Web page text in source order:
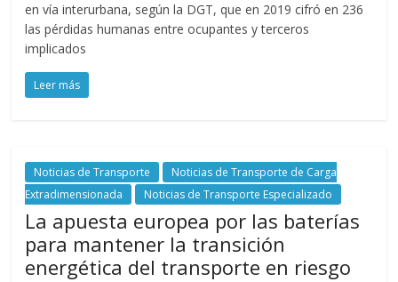
en vía interurbana, según la DGT, que en 2019 cifró en 236
las pérdidas humanas entre ocupantes y terceros
implicados
Leer más
Noticias de Transporte
Noticias de Transporte de Carga
Extradimensionada
Noticias de Transporte Especializado
La apuesta europea por las baterías
para mantener la transición
energética del transporte en riesgo